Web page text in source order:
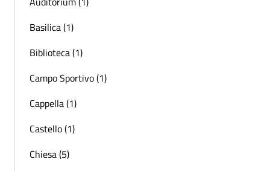
Basilica (1)
Biblioteca (1)
Campo Sportivo (1)
Cappella (1)
Castello (1)
Chiesa (5)